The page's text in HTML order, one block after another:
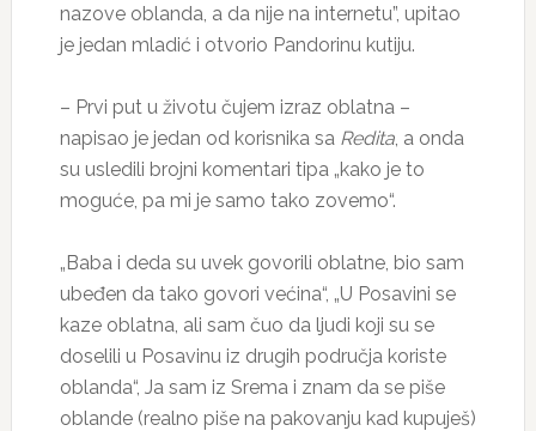
nazove oblanda, a da nije na internetu”, upitao
je jedan mladić i otvorio Pandorinu kutiju.
– Prvi put u životu čujem izraz oblatna –
napisao je jedan od korisnika sa Redita, a onda
su usledili brojni komentari tipa „kako je to
moguće, pa mi je samo tako zovemo“.
„Baba i deda su uvek govorili oblatne, bio sam
ubeđen da tako govori većina“, „U Posavini se
kaze oblatna, ali sam čuo da ljudi koji su se
doselili u Posavinu iz drugih područja koriste
oblanda“, Ja sam iz Srema i znam da se piše
oblande (realno piše na pakovanju kad kupuješ)